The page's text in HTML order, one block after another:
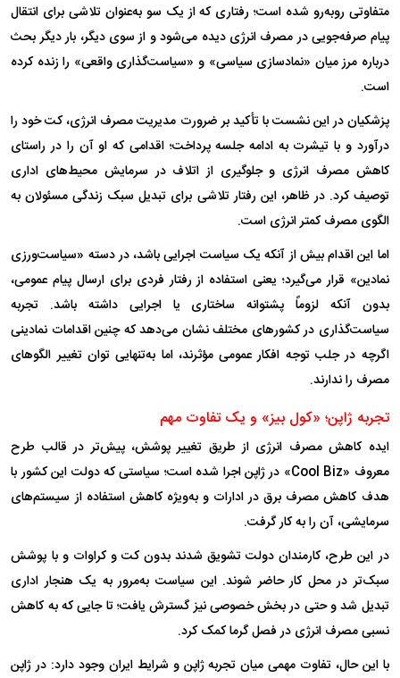
متفاوتی روبه‌رو شده است؛ رفتاری که از یک سو به‌عنوان تلاشی برای انتقال
پیام صرفه‌جویی در مصرف انرژی دیده می‌شود و از سوی دیگر، بار دیگر بحث
درباره مرز میان «نمادسازی سیاسی» و «سیاست‌گذاری واقعی» را زنده کرده
است.
پزشکیان در این نشست با تأکید بر ضرورت مدیریت مصرف انرژی، کت خود را
درآورد و با تیشرت به ادامه جلسه پرداخت؛ اقدامی که او آن را در راستای
کاهش مصرف انرژی و جلوگیری از اتلاف در سرمایش محیط‌های اداری
توصیف کرد. در ظاهر، این رفتار تلاشی برای تبدیل سبک زندگی مسئولان به
الگوی مصرف کمتر انرژی است.
اما این اقدام بیش از آنکه یک سیاست اجرایی باشد، در دسته «سیاست‌ورزی
نمادین» قرار می‌گیرد؛ یعنی استفاده از رفتار فردی برای ارسال پیام عمومی،
بدون آنکه لزوماً پشتوانه ساختاری یا اجرایی داشته باشد. تجربه
سیاست‌گذاری در کشور‌های مختلف نشان می‌دهد که چنین اقدامات نمادینی
اگرچه در جلب توجه افکار عمومی مؤثرند، اما به‌تنهایی توان تغییر الگو‌های
مصرف را ندارند.
تجربه ژاپن؛ «کول بیز» و یک تفاوت مهم
ایده کاهش مصرف انرژی از طریق تغییر پوشش، پیش‌تر در قالب طرح
معروف «Cool Biz» در ژاپن اجرا شده است؛ سیاستی که دولت این کشور با
هدف کاهش مصرف برق در ادارات و به‌ویژه کاهش استفاده از سیستم‌های
سرمایشی، آن را به کار گرفت.
در این طرح، کارمندان دولت تشویق شدند بدون کت و کراوات و با پوشش
سبک‌تر در محل کار حاضر شوند. این سیاست به‌مرور به یک هنجار اداری
تبدیل شد و حتی در بخش خصوصی نیز گسترش یافت؛ تا جایی که به کاهش
نسبی مصرف انرژی در فصل گرما کمک کرد.
با این حال، تفاوت مهمی میان تجربه ژاپن و شرایط ایران وجود دارد: در ژاپن